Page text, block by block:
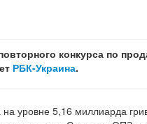
конкурса по
РБК-Украина.
уровне 5,16 миллиарда